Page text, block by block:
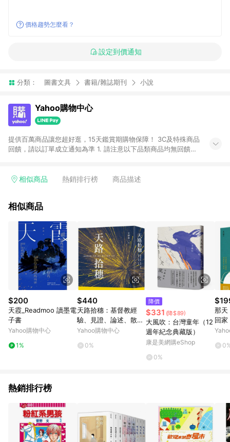
價格趨勢怎麼看？
設定到價通知
分類： 圖書文具 書籍/雜誌期刊 小說
Yahoo購物中心
提供百萬商品讓您超好逛，15天鑑賞期購物保障！ 3C及特殊商品
回饋，請以訂單成立通知為準 1. 請注意以下品類商品均無回饋：
電玩/遊戲/相機/單眼/鏡頭/拍立得 [2024/6/1起適用] -內接硬
的購回饋活動享Yahoo超贈點回饋者 - 購物中心商店之商品：商
3. 訂單回饋金額將扣除運費/購物金/超贈點/福利金/紅利折抵/折
價券等虛擬貨幣折抵 4. 大宗採購或批發轉賣不具回饋資格： 如
有相關事證認定您為大宗採購、批發轉賣而非最終消費使用者，
相關認定以Yahoo購物中心之認定為準
相似商品 熱銷排行榜 商品描述
相似商品
$200
天霞_Readmoo 讀墨電
子書
Yahoo購物中心
1%
$440
天路拾穗：基督教經
驗、見證、論述、散
文、詩歌、小說
Yahoo購物中心
0%
降價
$331 (降$89)
大風吹：台灣童年（12
週年紀念典藏版）
康是美網購eShop
0%
那天
回
想與
熱銷排行榜